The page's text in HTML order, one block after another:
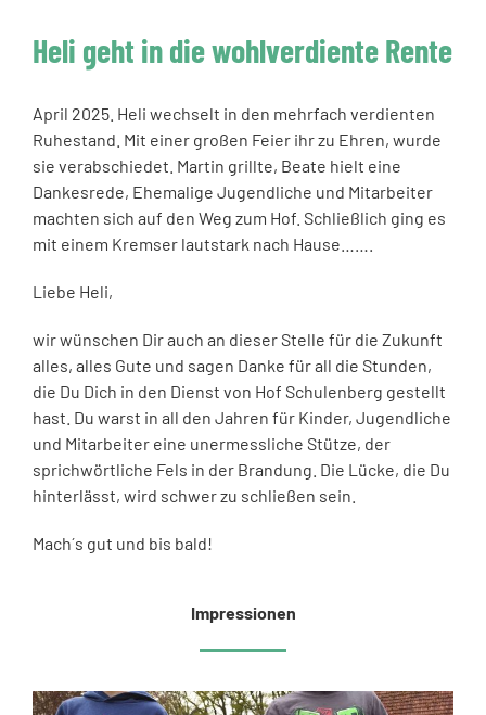
Heli geht in die wohlverdiente Rente
April 2025. Heli wechselt in den mehrfach verdienten
Ruhestand. Mit einer großen Feier ihr zu Ehren, wurde
sie verabschiedet. Martin grillte, Beate hielt eine
Dankesrede, Ehemalige Jugendliche und Mitarbeiter
machten sich auf den Weg zum Hof. Schließlich ging es
mit einem Kremser lautstark nach Hause…….
Liebe Heli,
wir wünschen Dir auch an dieser Stelle für die Zukunft
alles, alles Gute und sagen Danke für all die Stunden,
die Du Dich in den Dienst von Hof Schulenberg gestellt
hast. Du warst in all den Jahren für Kinder, Jugendliche
und Mitarbeiter eine unermessliche Stütze, der
sprichwörtliche Fels in der Brandung. Die Lücke, die Du
hinterlässt, wird schwer zu schließen sein.
Mach´s gut und bis bald!
Impressionen